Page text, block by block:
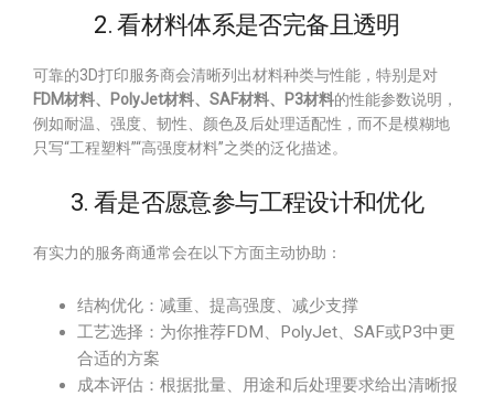
2. 看材料体系是否完备且透明
可靠的3D打印服务商会清晰列出材料种类与性能，特别是对
FDM材料、PolyJet材料、SAF材料、P3材料的性能参数说明，
例如耐温、强度、韧性、颜色及后处理适配性，而不是模糊地
只写“工程塑料”“高强度材料”之类的泛化描述。
3. 看是否愿意参与工程设计和优化
有实力的服务商通常会在以下方面主动协助：
结构优化：减重、提高强度、减少支撑
工艺选择：为你推荐FDM、PolyJet、SAF或P3中更
合适的方案
成本评估：根据批量、用途和后处理要求给出清晰报